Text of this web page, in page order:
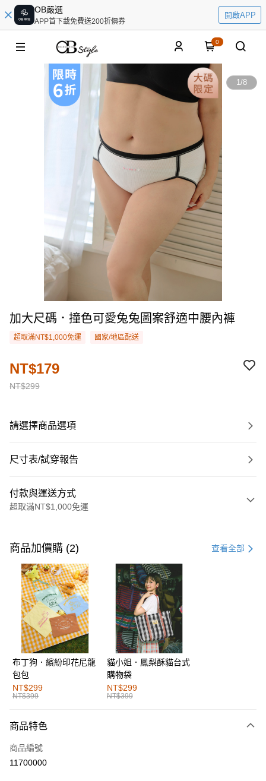
OB嚴選
APP首下載免費送200折價券
開啟APP
0
1/8
加大尺碼．撞色可愛兔兔圖案舒適中腰內褲
超取滿NT$1,000免運 國家/地區配送
NT$299
NT$179
請選擇商品選項
尺寸表/試穿報告
付款與運送方式
超取滿NT$1,000免運
信用卡一次付款
購物金
超商取貨付款
LINE Pay
街口支付
運送方式
全家取貨付款
每筆NT$60，滿NT$1,000(含以上)免運費
付款後全家取貨
萊爾富取貨付款
商品加價購 (2) 查看全部
布丁狗．繽紛印花尼龍
包包
NT$299
NT$399
貓小姐．鳳梨酥貓台式
購物袋
NT$299
NT$399
商品特色
商品編號
11700000